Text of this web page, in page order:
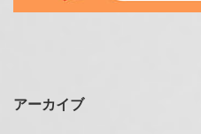
アーカイブ